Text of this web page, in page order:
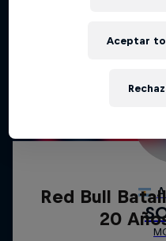
Red Bull
20
Aceptar